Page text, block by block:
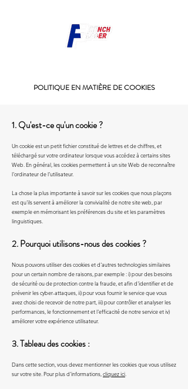
POLITIQUE EN MATIÈRE DE COOKIES
1. Qu'est-ce qu'un cookie ?
Un cookie est un petit fichier constitué de lettres et de chiffres, et
téléchargé sur votre ordinateur lorsque vous accédez à certains sites
Web. En général, les cookies permettent à un site Web de reconnaître
l'ordinateur de l’utilisateur.
La chose la plus importante à savoir sur les cookies que nous plaçons
est qu'ils servent à améliorer la convivialité de notre site web, par
exemple en mémorisant les préférences du site et les paramètres
linguistiques.
2. Pourquoi utilisons-nous des cookies ?
Nous pouvons utiliser des cookies et d'autres technologies similaires
pour un certain nombre de raisons, par exemple : i) pour des besoins
de sécurité ou de protection contre la fraude, et afin d'identifier et de
prévenir les cyber-attaques, ii) pour vous fournir le service que vous
avez choisi de recevoir de notre part, iii) pour contrôler et analyser les
performances, le fonctionnement et l'efficacité de notre service et iv)
améliorer votre expérience utilisateur.
3. Tableau des cookies :
Dans cette section, vous devez mentionner les cookies que vous utilisez
sur votre site. Pour plus d'informations, cliquez ici